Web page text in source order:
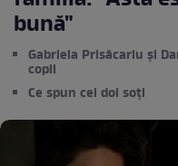
bună"
Gabriela Prisăcariu și
copil
Ce spun cei doi soți